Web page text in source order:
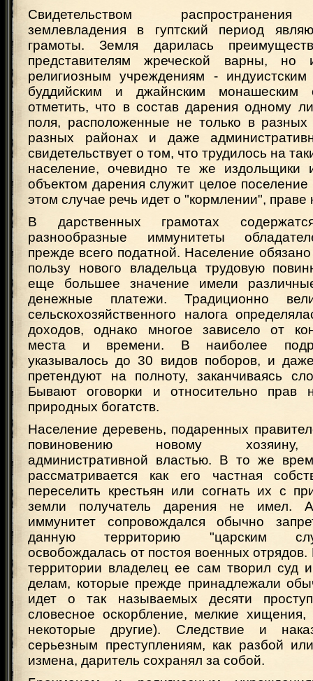
Свидетельством
землевладения в гуптский период
грамоты. Земля дарилась
представителям жреческой варны,
религиозным учреждениям -
буддийским и джайнским
отметить, что в состав дарения одному
поля, расположенные не только в
разных районах и даже
свидетельствует о том, что трудилось на
население, очевидно те же издольщики
объектом дарения служит целое поселение
этом случае речь идет о "кормлении", праве
В дарственных грамотах
разнообразные иммунитеты
прежде всего податной. Население
пользу нового владельца трудовую
еще большее значение имели
денежные платежи. Традиционно
сельскохозяйственного налога
доходов, однако многое зависело от
места и времени. В наиболее
указывалось до 30 видов поборов, и
претендуют на полноту, заканчиваясь
Бывают оговорки и относительно прав
природных богатств.
Население деревень, подаренных
повиновению новому хозяину,
административной властью. В то же
рассматривается как его частная
переселить крестьян или согнать их с
земли получатель дарения не имел.
иммунитет сопровождался обычно
данную территорию "царским
освобождалась от постоя военных
территории владелец ее сам творил суд
делам, которые прежде принадлежали
идет о так называемых десяти
словесное оскорбление, мелкие
некоторые другие). Следствие и
серьезным преступлениям, как разбой
измена, даритель сохранял за собой.